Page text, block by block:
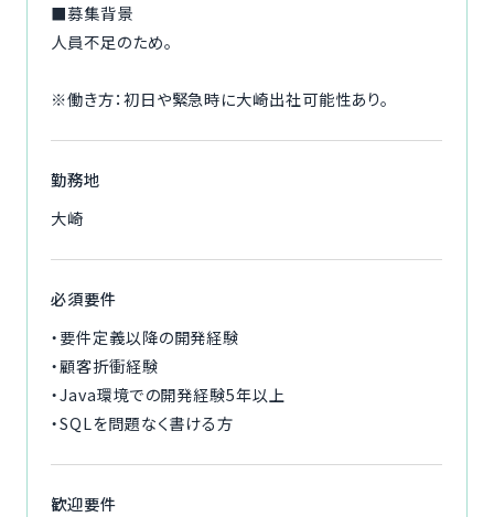
今すぐ無料で登録
■募集背景
人員不足のため。
※働き方：初日や緊急時に大崎出社可能性あり。
勤務地
大崎
必須要件
・要件定義以降の開発経験
・顧客折衝経験
・Java環境での開発経験5年以上
・SQLを問題なく書ける方
歓迎要件